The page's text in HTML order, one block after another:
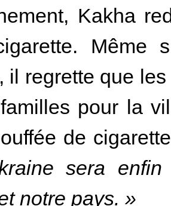
Kakha
Même
il regrette que
pour la
de
sera
notre pays. »